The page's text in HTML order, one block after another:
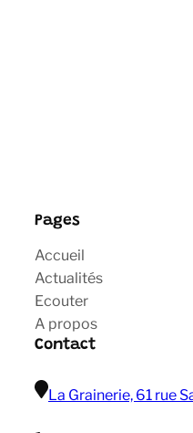
Pages
Accueil
Actualités
Ecouter
A propos
Contact
La Grainerie, 61 rue